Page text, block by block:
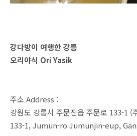
강다방이 여행한 강릉
오리야식 Ori Yasik
주소 Address :
강원도 강릉시 주문진읍 주문로 133-1 (
133-1, Jumun-ro Jumunjin-eup,